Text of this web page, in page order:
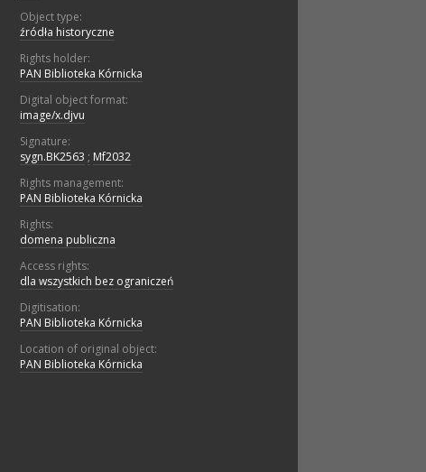
Object type:
źródła historyczne
Rights holder:
PAN Biblioteka Kórnicka
Digital object format:
image/x.djvu
Signature:
sygn.BK2563 ; Mf2032
Rights management:
PAN Biblioteka Kórnicka
Rights:
domena publiczna
Access rights:
dla wszystkich bez ograniczeń
Digitisation:
PAN Biblioteka Kórnicka
Location of original object:
PAN Biblioteka Kórnicka